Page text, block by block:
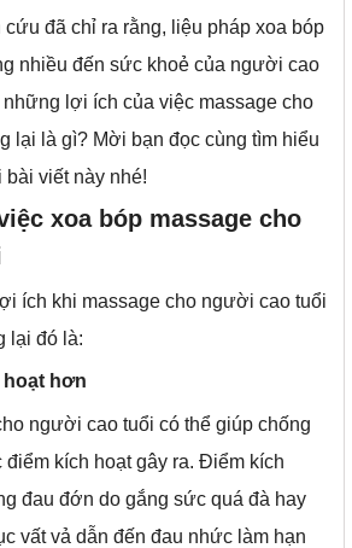
đã chỉ ra rằng, liệu pháp xoa bóp
nhiều đến sức khoẻ của người cao
những lợi ích của việc massage cho
lại là gì? Mời bạn đọc cùng tìm hiểu
viết này nhé!
xoa bóp massage cho
ích khi massage cho người cao tuổi
lại đó là:
hoạt hơn
người cao tuổi có thể giúp chống
điểm kích hoạt gây ra. Điểm kích
đau đớn do gắng sức quá đà hay
vất vả dẫn đến đau nhức làm hạn